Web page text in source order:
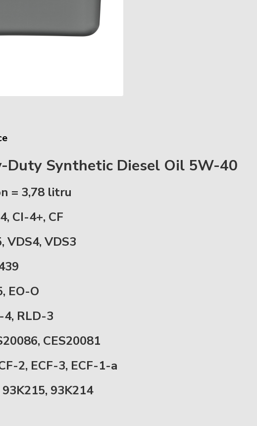
Duty Synthetic Diesel Oil 5W-40
= 3,78 litru
CI-4+, CF
VDS4, VDS3
EO-O
RLD-3
CES20081
2, ECF-3, ECF-1-a
93K214